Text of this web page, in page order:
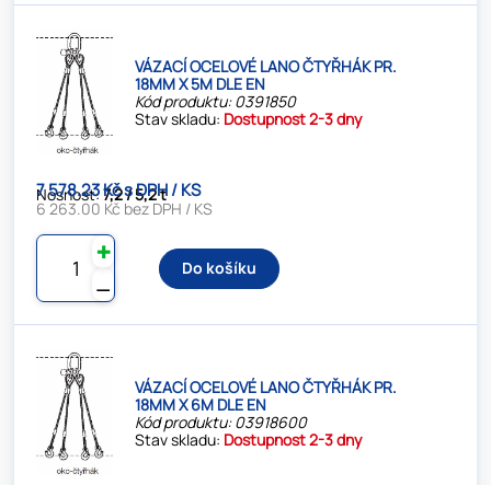
VÁZACÍ OCELOVÉ LANO ČTYŘHÁK PR.
18MM X 5M DLE EN
Kód produktu: 0391850
Stav skladu: Dostupnost 2-3 dny
Nosnost:7,2 / 5,2 t
7 578.23 Kč s DPH / KS
6 263.00 Kč bez DPH / KS
⚊
✚
Do košíku
VÁZACÍ OCELOVÉ LANO ČTYŘHÁK PR.
18MM X 6M DLE EN
Kód produktu: 03918600
Stav skladu: Dostupnost 2-3 dny